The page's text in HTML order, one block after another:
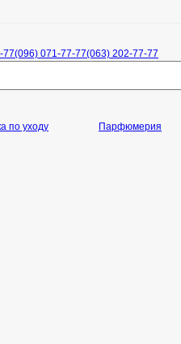
77(096) 071-77-77(063) 202-77-77
по уходу Парфюмерия